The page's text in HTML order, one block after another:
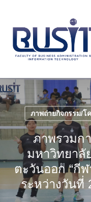
main
content
ภาพถ่ายกิจกรรม/โ
ภาพรวมก
มหาวิทยาลั
ตะวันออก “กี
ระหว่างวันที่